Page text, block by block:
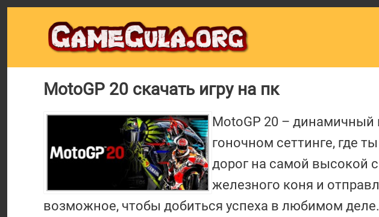
MotoGP 20 скачать игру на пк
MotoGP 20 – динамичный
гоночном сеттинге, где
дорог на самой высокой
железного коня и
возможное, чтобы добиться успеха в любимом